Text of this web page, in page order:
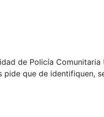
de Policía
pide que de identifiquen,